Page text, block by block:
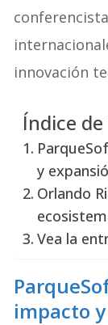
innovación
Índice
y
Orlando
Vea la
impacto